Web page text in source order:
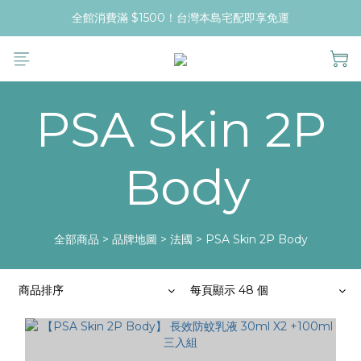
全館消費滿 $1500！台灣本島宅配即享免運
PSA Skin 2P
Body
全部商品 > 品牌地圖 > 法國 > PSA Skin 2P Body
商品排序 每頁顯示 48 個